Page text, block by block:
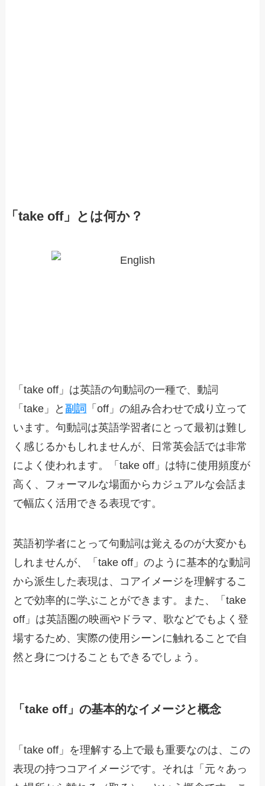
「take off」とは何か？
「take off」は英語の句動詞の一種で、動詞
「take」と副詞
「off」の組み合わせで成り立って
います。句動詞は英語学習者にとって最初は難し
く感じるかもしれませんが、日常英会話では非常
によく使われます。「take off」は特に使用頻度が
高く、フォーマルな場面からカジュアルな会話ま
で幅広く活用できる表現です。
英語初学者にとって句動詞は覚えるのが大変かも
しれませんが、「take off」のように基本的な動詞
から派生した表現は、コアイメージを理解するこ
とで効率的に学ぶことができます。また、「take
off」は英語圏の映画やドラマ、歌などでもよく登
場するため、実際の使用シーンに触れることで自
然と身につけることもできるでしょう。
「take off」の基本的なイメージと概念
「take off」を理解する上で最も重要なのは、この
表現の持つコアイメージです。それは「元々あっ